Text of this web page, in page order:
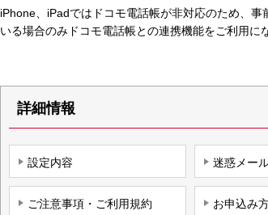
iPhone、iPadではドコモ電話帳が非対応のため、
いる場合のみドコモ電話帳との連携機能をご利用に
詳細情報
設定内容 迷惑メー
ご注意事項・ご利用規約 お申込み